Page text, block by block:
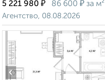
5 221 980 ₽ 86 600 ₽ за м²
Агентство, 08.08.2026
‹